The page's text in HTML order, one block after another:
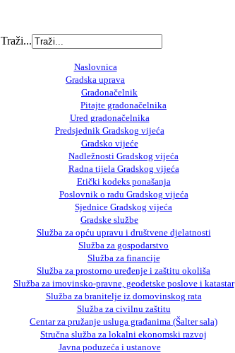
Traži...
Naslovnica
Gradska uprava
Gradonačelnik
Pitajte gradonačelnika
Ured gradonačelnika
Predsjednik Gradskog vijeća
Gradsko vijeće
Nadležnosti Gradskog vijeća
Radna tijela Gradskog vijeća
Etički kodeks ponašanja
Poslovnik o radu Gradskog vijeća
Sjednice Gradskog vijeća
Gradske službe
Služba za opću upravu i društvene djelatnosti
Služba za gospodarstvo
Služba za financije
Služba za prostorno uređenje i zaštitu okoliša
Služba za imovinsko-pravne, geodetske poslove i katastar
Služba za branitelje iz domovinskog rata
Služba za civilnu zaštitu
Centar za pružanje usluga građanima (Šalter sala)
Stručna služba za lokalni ekonomski razvoj
Javna poduzeća i ustanove